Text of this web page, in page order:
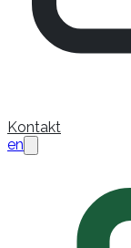
Kontakt
en